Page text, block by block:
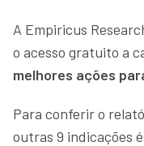
A Empiricus
o acesso gratuito a
melhores ações
Para conferir o
outras 9 indicações